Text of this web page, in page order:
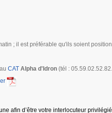
; il est préférable qu'ils soient
CAT Alpha d'Idron (tél :
afin d’être votre interlocuteur